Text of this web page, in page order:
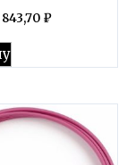
843,70 ₽